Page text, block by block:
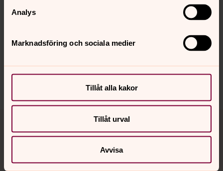
Analys
Marknadsföring och sociala medier
Tillåt alla kakor
Tillåt urval
Avvisa
Kontakt